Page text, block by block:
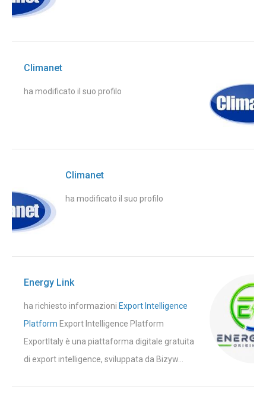
Climanet
ha modificato il suo profilo
Climanet
ha modificato il suo profilo
Energy Link
ha richiesto informazioni Export Intelligence
Platform Export Intelligence Platform
ExportItaly è una piattaforma digitale gratuita
di export intelligence, sviluppata da Bizyw...